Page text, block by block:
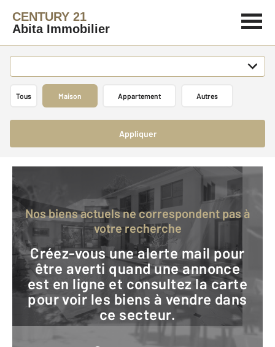
CENTURY 21
Abita Immobilier
Tous Maison Appartement Autres
Appliquer
Nos biens actuels ne correspondent pas à
votre recherche
Créez-vous une alerte mail pour
être averti quand une annonce
est en ligne et consultez la carte
pour voir les biens à vendre dans
ce secteur.